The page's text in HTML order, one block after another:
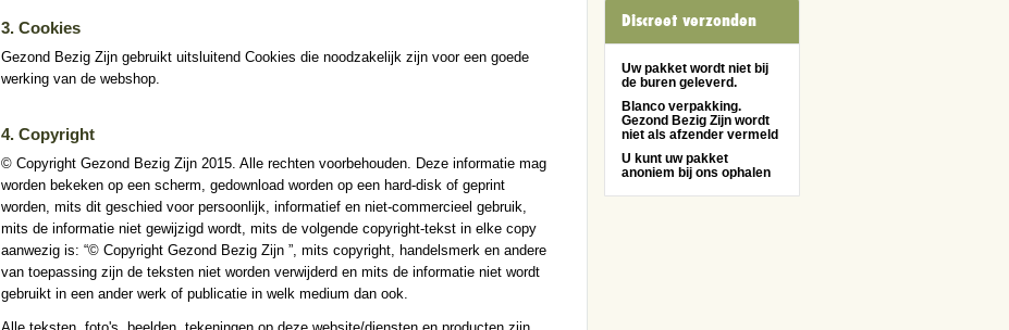
3. Cookies
Gezond Bezig Zijn gebruikt uitsluitend Cookies die noodzakelijk zijn voor een goede
werking van de webshop.
4. Copyright
© Copyright Gezond Bezig Zijn 2015. Alle rechten voorbehouden. Deze informatie mag
worden bekeken op een scherm, gedownload worden op een hard-disk of geprint
worden, mits dit geschied voor persoonlijk, informatief en niet-commercieel gebruik,
mits de informatie niet gewijzigd wordt, mits de volgende copyright-tekst in elke copy
aanwezig is: “© Copyright Gezond Bezig Zijn ”, mits copyright, handelsmerk en andere
van toepassing zijn de teksten niet worden verwijderd en mits de informatie niet wordt
gebruikt in een ander werk of publicatie in welk medium dan ook.
Discreet verzonden
Uw pakket wordt niet bij
de buren geleverd.
Blanco verpakking.
Gezond Bezig Zijn wordt
niet als afzender vermeld
U kunt uw pakket
anoniem bij ons ophalen